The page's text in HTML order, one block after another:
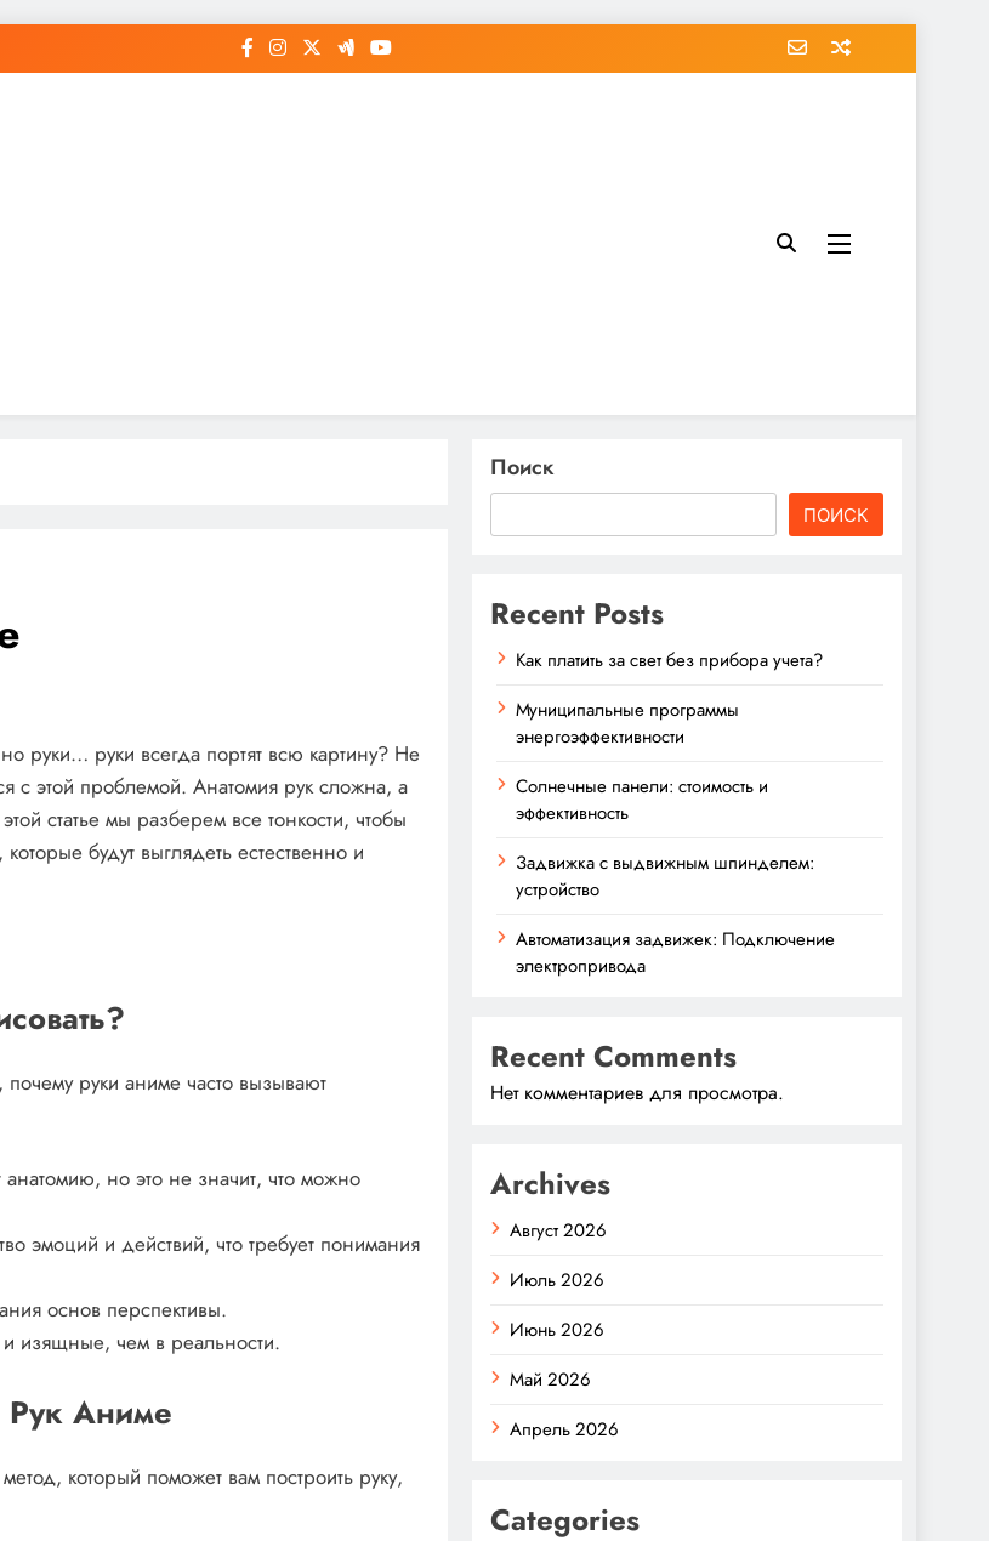
руки… руки всегда портят всю картину? Не
с этой проблемой. Анатомия рук сложна, а
статье мы разберем все тонкости, чтобы
будут выглядеть естественно и
руки аниме часто вызывают
но это не значит, что можно
эмоций и действий, что требует понимания
основ перспективы.
изящные, чем в реальности.
Рук Аниме
который поможет вам построить руку,
Поиск
ПОИСК
Recent Posts
Как платить за свет без прибора учета?
Муниципальные программы
энергоэффективности
Солнечные панели: стоимость и
эффективность
Задвижка с выдвижным шпинделем:
устройство
Автоматизация задвижек: Подключение
электропривода
Recent Comments
Нет комментариев для просмотра.
Archives
Август 2026
Июль 2026
Июнь 2026
Май 2026
Апрель 2026
Categories